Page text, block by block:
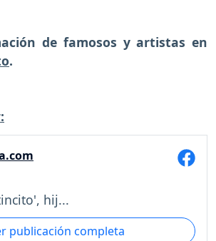
de famosos y artistas en
.
hij...
publicación completa